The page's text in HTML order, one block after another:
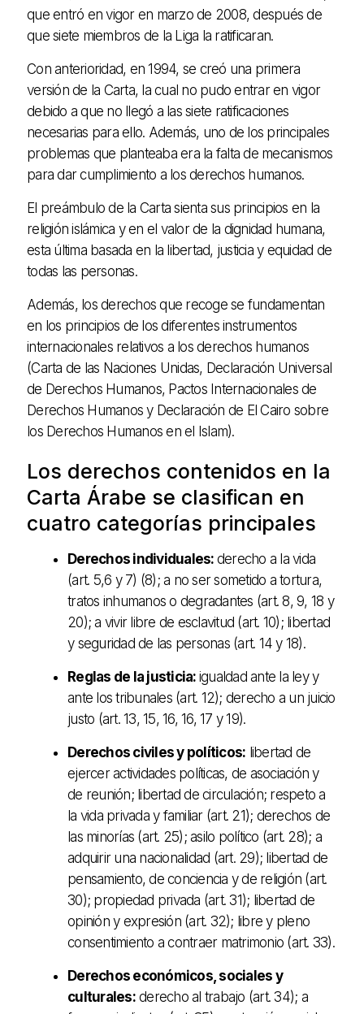
que entró en vigor en marzo de 2008, después de
que siete miembros de la Liga la ratificaran.
Con anterioridad, en 1994, se creó una primera
versión de la Carta, la cual no pudo entrar en vigor
debido a que no llegó a las siete ratificaciones
necesarias para ello. Además, uno de los principales
problemas que planteaba era la falta de mecanismos
para dar cumplimiento a los derechos humanos.
El preámbulo de la Carta sienta sus principios en la
religión islámica y en el valor de la dignidad humana,
esta última basada en la libertad, justicia y equidad de
todas las personas.
Además, los derechos que recoge se fundamentan
en los principios de los diferentes instrumentos
internacionales relativos a los derechos humanos
(Carta de las Naciones Unidas, Declaración Universal
de Derechos Humanos, Pactos Internacionales de
Derechos Humanos y Declaración de El Cairo sobre
los Derechos Humanos en el Islam).
Los derechos contenidos en la
Carta Árabe se clasifican en
cuatro categorías principales
Derechos individuales: derecho a la vida
(art. 5,6 y 7) (8); a no ser sometido a tortura,
tratos inhumanos o degradantes (art. 8, 9, 18 y
20); a vivir libre de esclavitud (art. 10); libertad
y seguridad de las personas (art. 14 y 18).
Reglas de la justicia: igualdad ante la ley y
ante los tribunales (art. 12); derecho a un juicio
justo (art. 13, 15, 16, 16, 17 y 19).
Derechos civiles y políticos: libertad de
ejercer actividades políticas, de asociación y
de reunión; libertad de circulación; respeto a
la vida privada y familiar (art. 21); derechos de
las minorías (art. 25); asilo político (art. 28); a
adquirir una nacionalidad (art. 29); libertad de
pensamiento, de conciencia y de religión (art.
30); propiedad privada (art. 31); libertad de
opinión y expresión (art. 32); libre y pleno
consentimiento a contraer matrimonio (art. 33).
Derechos económicos, sociales y
culturales:derecho al trabajo (art. 34); a